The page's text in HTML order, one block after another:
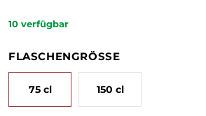
10 verfügbar
FLASCHENGRÖSSE
75 cl 150 cl